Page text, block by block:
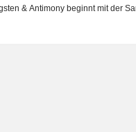
& Antimony beginnt mit der